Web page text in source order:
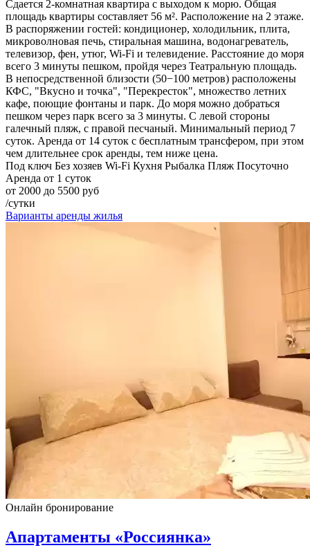
Сдается 2-комнатная квартира с выходом к морю. Общая
площадь квартиры составляет 56 м². Расположение на 2 этаже.
В распоряжении гостей: кондиционер, холодильник, плита,
микроволновая печь, стиральная машина, водонагреватель,
телевизор, фен, утюг, Wi-Fi и телевидение. Расстояние до моря
всего 3 минуты пешком, пройдя через Театральную площадь.
В непосредственной близости (50−100 метров) расположены
КФС, "Вкусно и точка", "Перекресток", множество летних
кафе, поющие фонтаны и парк. До моря можно добраться
пешком через парк всего за 3 минуты. С левой стороны
галечный пляж, с правой песчаный. Минимальный период 7
суток. Аренда от 14 суток с бесплатным трансфером, при этом
чем длительнее срок аренды, тем ниже цена.
Под ключ Без хозяев Wi-Fi Кухня Рыбалка Пляж Посуточно
Аренда от 1 суток
от 2000 до 5500 руб
/сутки
Варианты аренды жилья
Онлайн бронирование
Апартаменты «Россиянка»